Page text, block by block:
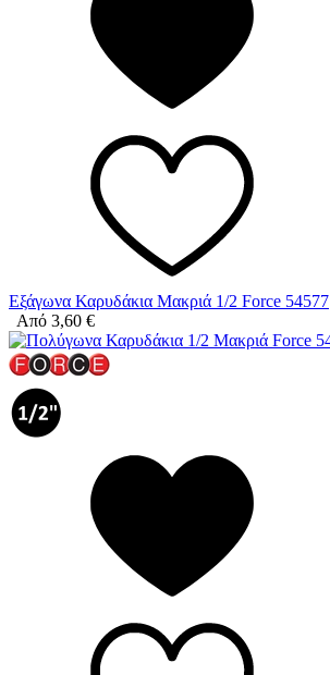
Εξάγωνα Καρυδάκια Μακριά 1/2 Force 54577
Από 3,60 €